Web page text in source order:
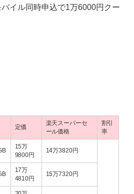
イル同時申込で1万6000円クー
定価
楽天スーパーセ
ール価格
割引
率
15万
9800円
14万3820円
17万
4810円
15万7320円